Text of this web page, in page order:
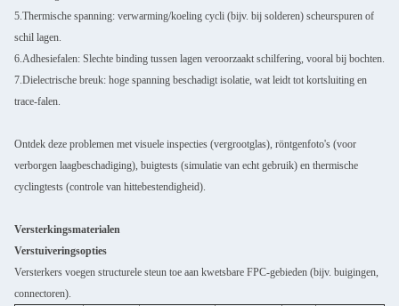
5.Thermische spanning: verwarming/koeling cycli (bijv. bij solderen) scheurspuren of
schil lagen.
6.Adhesiefalen: Slechte binding tussen lagen veroorzaakt schilfering, vooral bij bochten.
7.Dielectrische breuk: hoge spanning beschadigt isolatie, wat leidt tot kortsluiting en
trace-falen.
Ontdek deze problemen met visuele inspecties (vergrootglas), röntgenfoto's (voor
verborgen laagbeschadiging), buigtests (simulatie van echt gebruik) en thermische
cyclingtests (controle van hittebestendigheid).
Versterkingsmaterialen
Verstuiveringsopties
Versterkers voegen structurele steun toe aan kwetsbare FPC-gebieden (bijv. buigingen,
connectoren).